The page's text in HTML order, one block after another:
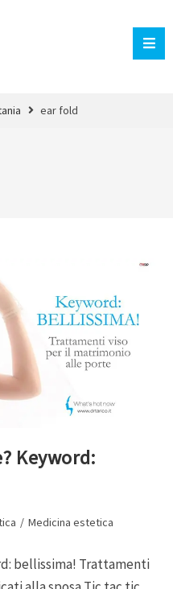
ear fold
Keyword:
/ Medicina estetica
bellissima! Trattamenti